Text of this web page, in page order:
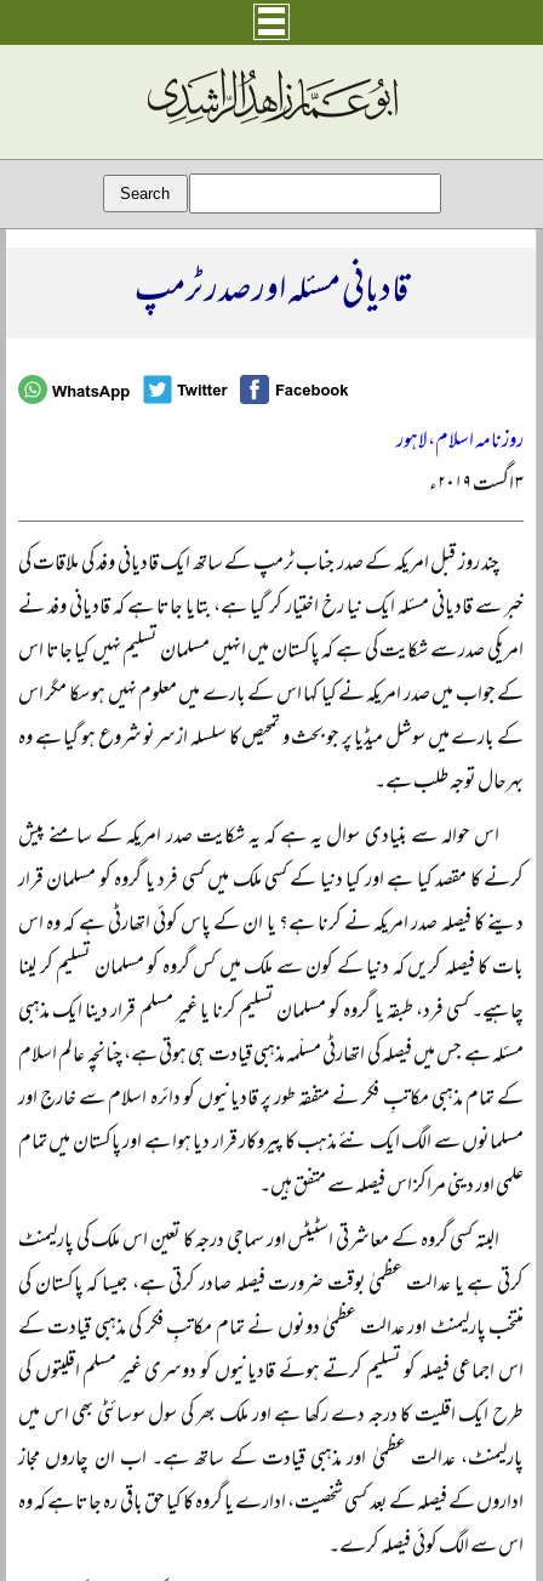
قادیانی مسئلہ اور صدر ٹرمپ
روزنامہ اسلام، لاہور
۳ اگست ۲۰۱۹ء
چند روز قبل امریکہ کے صدر جناب ٹرمپ کے ساتھ ایک قادیانی وفد کی ملاقات کی
خبر سے قادیانی مسئلہ ایک نیا رخ اختیار کر گیا ہے، بتایا جاتا ہے کہ قادیانی وفد نے
امریکی صدر سے شکایت کی ہے کہ پاکستان میں انہیں مسلمان تسلیم نہیں کیا جاتا اس
کے جواب میں صدر امریکہ نے کیا کہا اس کے بارے میں معلوم نہیں ہو سکا مگر اس
کے بارے میں سوشل میڈیا پر جو بحث و تمحیص کا سلسلہ ازسرنو شروع ہو گیا ہے وہ
بہرحال توجہ طلب ہے۔
اس حوالہ سے بنیادی سوال یہ ہے کہ یہ شکایت صدر امریکہ کے سامنے پیش
کرنے کا مقصد کیا ہے اور کیا دنیا کے کسی ملک میں کسی فرد یا گروہ کو مسلمان قرار
دینے کا فیصلہ صدر امریکہ نے کرنا ہے؟ یا ان کے پاس کوئی اتھارٹی ہے کہ وہ اس
بات کا فیصلہ کریں کہ دنیا کے کون سے ملک میں کس گروہ کو مسلمان تسلیم کر لینا
چاہیے۔ کسی فرد، طبقہ یا گروہ کو مسلمان تسلیم کرنا یا غیر مسلم قرار دینا ایک مذہبی
مسئلہ ہے جس میں فیصلہ کی اتھارٹی مسلّمہ مذہبی قیادت ہی ہوتی ہے، چنانچہ عالم اسلام
کے تمام مذہبی مکاتبِ فکر نے متفقہ طور پر قادیانیوں کو دائرہ اسلام سے خارج اور
مسلمانوں سے الگ ایک نئے مذہب کا پیروکار قرار دیا ہوا ہے اور پاکستان میں تمام
علمی اور دینی مراکز اس فیصلہ سے متفق ہیں۔
البتہ کسی گروہ کے معاشرتی اسٹیٹس اور سماجی درجہ کا تعین اس ملک کی پارلیمنٹ
کرتی ہے یا عدالت عظمیٰ بوقت ضرورت فیصلہ صادر کرتی ہے، جیسا کہ پاکستان کی
منتخب پارلیمنٹ اور عدالت عظمیٰ دونوں نے تمام مکاتبِ فکر کی مذہبی قیادت کے
اس اجماعی فیصلہ کو تسلیم کرتے ہوئے قادیانیوں کو دوسری غیر مسلم اقلیتوں کی
طرح ایک اقلیت کا درجہ دے رکھا ہے اور ملک بھر کی سول سوسائٹی بھی اس میں
پارلیمنٹ، عدالت عظمیٰ اور مذہبی قیادت کے ساتھ ہے۔ اب ان چاروں مجاز
اداروں کے فیصلہ کے بعد کسی شخصیت، ادارے یا گروہ کا کیا حق باقی رہ جاتا ہے کہ وہ
اس سے الگ کوئی فیصلہ کرے۔